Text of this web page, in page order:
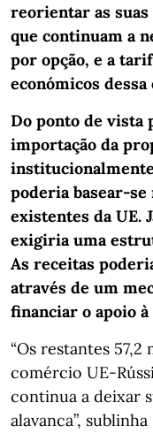
reorientar as suas
que continuam a
por opção, e a
económicos dessa
Do ponto de vista
importação da
poderia basear-
existentes da UE.
exigiria uma
As receitas
através de um
financiar o apoio à
“Os restantes
comércio UE-
continua a deixar
alavanca”,